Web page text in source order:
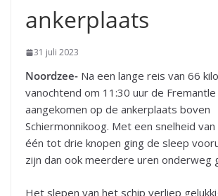
ankerplaats
31 juli 2023
Noordzee- Na een lange reis van 66
vanochtend om 11:30 uur de
aangekomen op de ankerplaats boven
Schiermonnikoog. Met een snelheid
één tot drie knopen ging de sleep
zijn dan ook meerdere uren onderweg
Het slepen van het schip verliep